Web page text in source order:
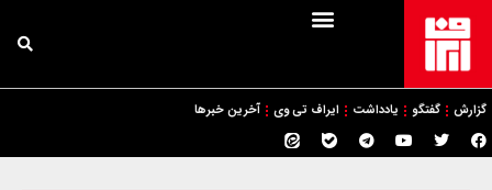
گزارش گفتگو یادداشت ایراف تی وی آخرین خبرها